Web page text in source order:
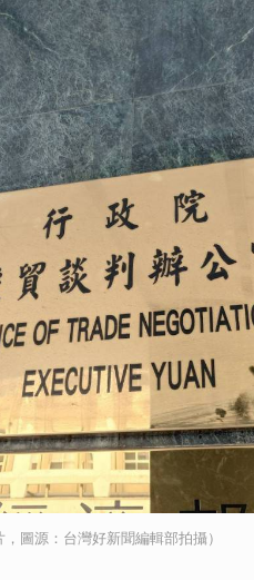
圖源：台灣好新聞編輯部拍攝）